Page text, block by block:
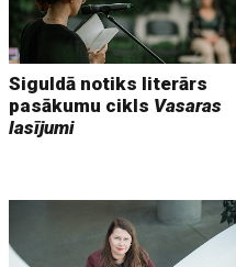
Siguldā notiks literārs
pasākumu cikls Vasaras
lasījumi